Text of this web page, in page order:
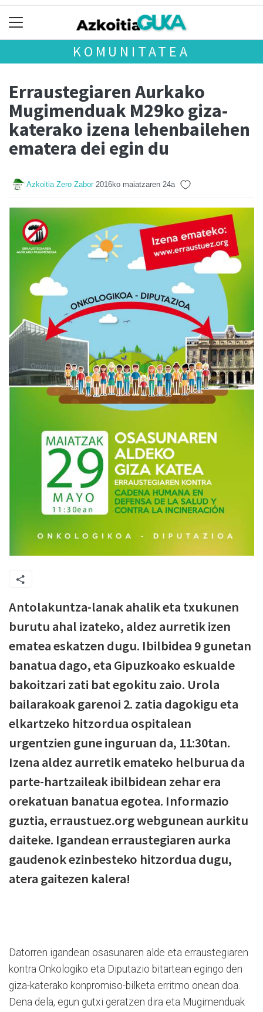
KOMUNITATEA
Erraustegiaren Aurkako
Mugimenduak M29ko giza-
katerako izena lehenbailehen
ematera dei egin du
Azkoitia Zero Zabor 2016ko maiatzaren 24a
Antolakuntza-lanak ahalik eta txukunen
burutu ahal izateko, aldez aurretik izen
ematea eskatzen dugu. Ibilbidea 9 gunetan
banatua dago, eta Gipuzkoako eskualde
bakoitzari zati bat egokitu zaio. Urola
bailarakoak garenoi 2. zatia dagokigu eta
elkartzeko hitzordua ospitalean
urgentzien gune inguruan da, 11:30tan.
Izena aldez aurretik emateko helburua da
parte-hartzaileak ibilbidean zehar era
orekatuan banatua egotea. Informazio
guztia, erraustuez.org webgunean aurkitu
daiteke. Igandean erraustegiaren aurka
gaudenok ezinbesteko hitzordua dugu,
atera gaitezen kalera!
Datorren igandean osasunaren alde eta erraustegiaren
kontra Onkologiko eta Diputazio bitartean egingo den
giza-katerako konpromiso-bilketa erritmo onean doa.
Dena dela, egun gutxi geratzen dira eta Mugimenduak